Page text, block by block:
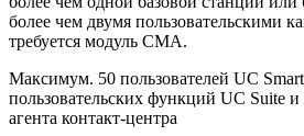
более чем двумя пользовательскими
требуется модуль CMA.
Максимум. 50 пользователей UC Smart
пользовательских функций UC Suite и
агента контакт-центра